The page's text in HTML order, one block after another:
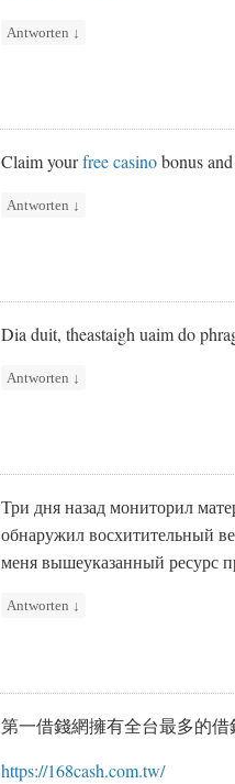
Antworten ↓
Claim yourfree casinobonus
Antworten ↓
Dia duit, theastaigh uaim do
Antworten ↓
Три дня назад мониторил
обнаружил восхитительный
меня вышеуказанный ресурс
Antworten ↓
第一借錢網擁有全台最多的借
https://168cash.com.tw/